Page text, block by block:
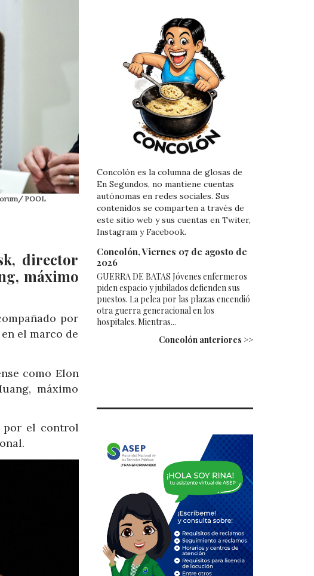
POOL
director
máximo
por
el marco de
como Elon
máximo
por el control
Concolón es la columna de glosas de
En Segundos, no mantiene cuentas
autónomas en redes sociales. Sus
contenidos se comparten a través de
este sitio web y sus cuentas en Twiter,
Instagram y Facebook.
Concolón, Viernes 07 de agosto de
2026
GUERRA DE BATAS Jóvenes enfermeros
piden espacio y jubilados defienden sus
puestos. La pelea por las plazas encendió
otra guerra generacional en los
hospitales. Mientras...
Concolón anteriores >>